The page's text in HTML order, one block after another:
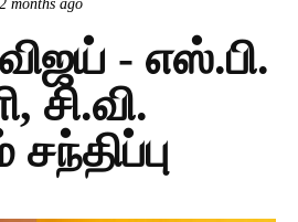
2 months ago
- எஸ்.பி.
சி.வி.